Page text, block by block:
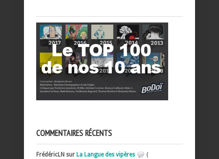
COMMENTAIRES RÉCENTS
FrédéricLN sur La Langue des vipères
{